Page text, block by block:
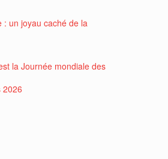
: un joyau caché de la
la Journée mondiale des
2026